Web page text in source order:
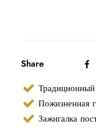
Share
Пожизненная
Зажигалка